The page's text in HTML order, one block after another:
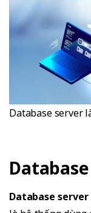
Database server
Database server